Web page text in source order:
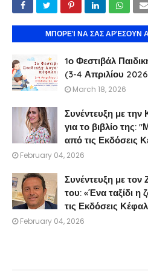
ΜΠΟΡΕΊ ΝΑ ΣΑΣ ΑΡΈΣΟΥΝ
1ο Φεστιβάλ
(3-4 Απριλίου
March 18, 2026
Συνέντευξη με
για το βιβλίο της:
από τις Εκδόσεις
February 04, 2026
Συνέντευξη με τον
του: «Ένα ταξίδι
τις Εκδόσεις
February 04, 2026